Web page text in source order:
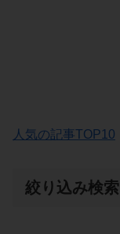
人気の記事TOP10
絞り込み検索